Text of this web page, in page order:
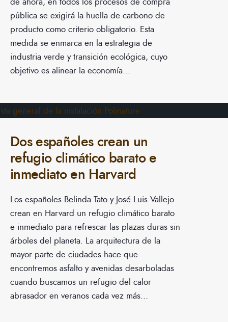
pública se exigirá la huella de carbono de
producto como criterio obligatorio. Esta
medida se enmarca en la estrategia de
industria verde y transición ecológica, cuyo
objetivo es alinear la economía...
Dos españoles crean un
refugio climático barato e
inmediato en Harvard
Los españoles Belinda Tato y José Luis Vallejo
crean en Harvard un refugio climático barato
e inmediato para refrescar las plazas duras sin
árboles del planeta. La arquitectura de la
mayor parte de ciudades hace que
encontremos asfalto y avenidas desarboladas
cuando buscamos un refugio del calor
abrasador en veranos cada vez más...